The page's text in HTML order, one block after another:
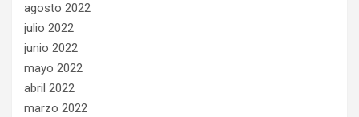
agosto 2022
julio 2022
junio 2022
mayo 2022
abril 2022
marzo 2022